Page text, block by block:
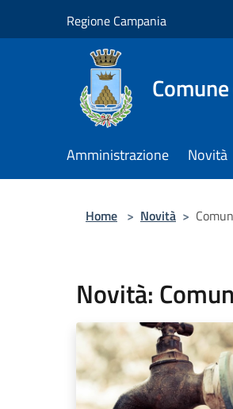
Regione Campania
Amministrazione Novità
Home > Novità >
Novità: